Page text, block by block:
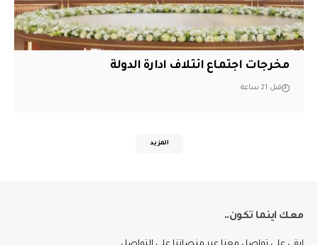
مخرجات اجتماع ائتلاف ادارة الدولة
قبل 21 ساعة
المزيد
معك اينما تكون..